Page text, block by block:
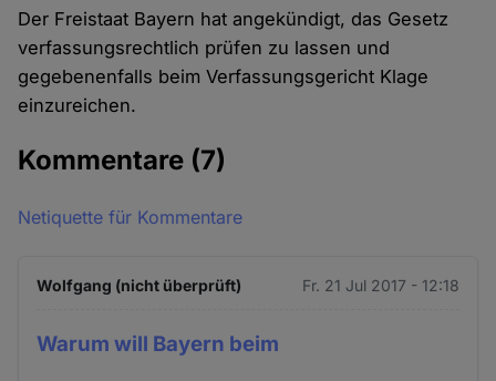
Der Freistaat Bayern hat angekündigt, das Gesetz
verfassungsrechtlich prüfen zu lassen und
gegebenenfalls beim Verfassungsgericht Klage
einzureichen.
Kommentare (7)
Netiquette für Kommentare
Wolfgang (nicht überprüft) Fr. 21 Jul 2017 - 12:18
Warum will Bayern beim